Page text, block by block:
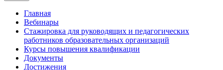
Главная
Вебинары
Стажировка для руководящих и педагогических
работников образовательных организаций
Курсы повышения квалификации
Документы
Достижения